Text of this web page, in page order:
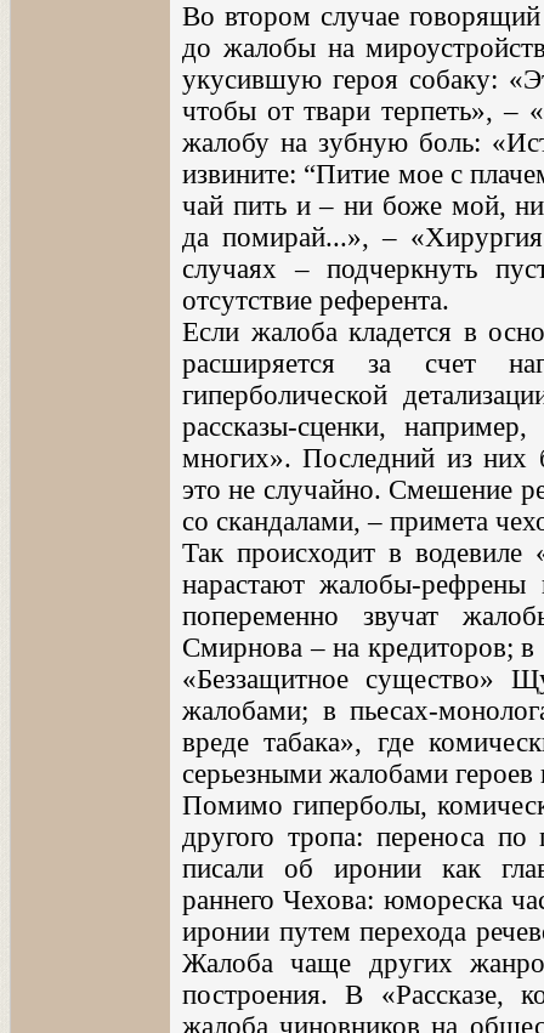
Во втором случае
до жалобы на
укусившую героя собаку:
чтобы от твари терпеть»,
жалобу на зубную боль:
извините: “Питие мое с
чай пить и – ни боже мой,
да помирай...», –
случаях – подчеркнуть
отсутствие референта.
Если жалоба кладется в
расширяется за счет
гиперболической
рассказы-сценки,
многих». Последний из них
это не случайно. Смешение
со скандалами, – примета
Так происходит в водевиле
нарастают жалобы-рефрены
попеременно звучат
Смирнова – на кредиторов;
«Беззащитное существо»
жалобами; в пьесах-
вреде табака», где
серьезными жалобами героев
Помимо гиперболы,
другого тропа: переноса
писали об иронии как
раннего Чехова: юмореска
иронии путем перехода
Жалоба чаще других
построения. В «Рассказе,
жалоба чиновников на